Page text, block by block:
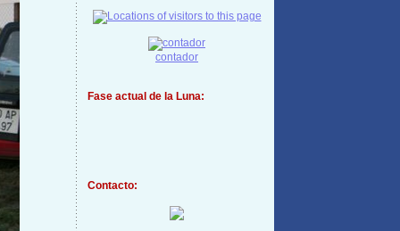
contador
Fase actual de la Luna:
Contacto: